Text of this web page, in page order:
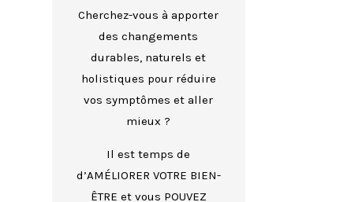
Cherchez-vous à apporter
des changements
durables, naturels et
holistiques pour réduire
vos symptômes et aller
mieux ?
Il est temps de
d’AMÉLIORER VOTRE BIEN-
ÊTRE et vous POUVEZ